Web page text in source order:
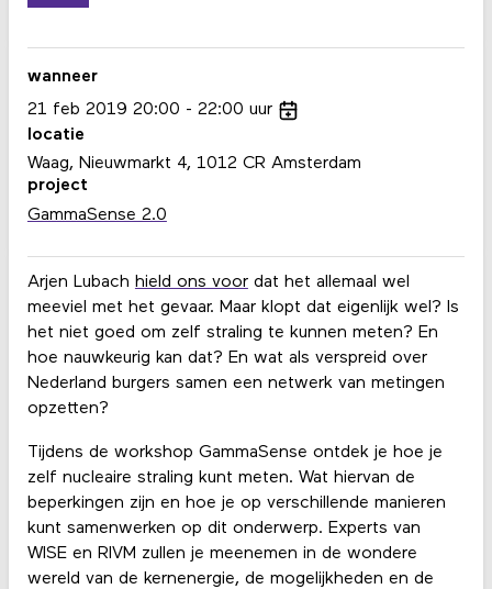
Arjen Lubach hield ons voordat het allemaal wel
meeviel met het gevaar. Maar klopt dat eigenlijk wel? Is
het niet goed om zelf straling te kunnen meten? En
hoe nauwkeurig kan dat? En wat als verspreid over
Nederland burgers samen een netwerk van metingen
opzetten?
Tijdens de workshop GammaSense ontdek je hoe je
zelf nucleaire straling kunt meten. Wat hiervan de
beperkingen zijn en hoe je op verschillende manieren
kunt samenwerken op dit onderwerp. Experts van
WISE en RIVM zullen je meenemen in de wondere
wereld van de kernenergie, de mogelijkheden en de
wanneer
21 feb 2019 20:00 22:00 uur
locatie
Waag, Nieuwmarkt 4, 1012 CR Amsterdam
project
GammaSense 2.0